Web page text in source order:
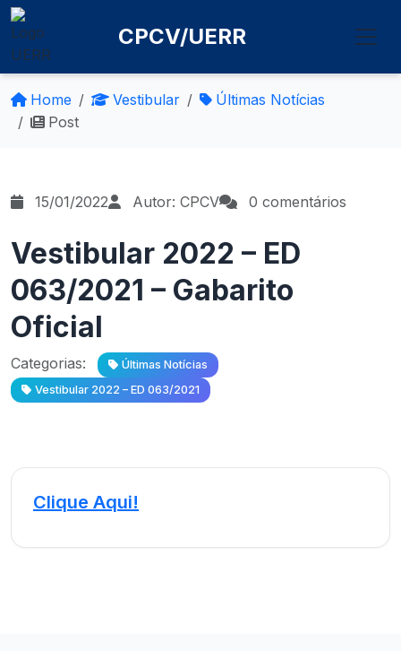
CPCV/UERR
Home Vestibular
Últimas Notícias
Post
15/01/2022 Autor: CPCV 0 comentários
Vestibular 2022 – ED
063/2021 – Gabarito
Oficial
Categorias:
Últimas Notícias
Vestibular 2022 – ED 063/2021
Clique Aqui!